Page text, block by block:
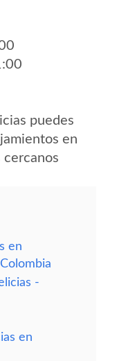
puedes
en
en
-
en